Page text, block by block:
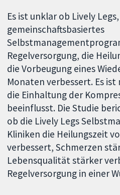
Es ist unklar ob Lively
gemeinschaftsbasiertes
Regelversorgung, die
die Vorbeugung eines
Monaten verbessert. Es
die Einhaltung der
beeinflusst. Die Studie
ob die Lively Legs
Kliniken die Heilungszeit
verbessert, Schmerzen
Lebensqualität stärker
Regelversorgung in einer